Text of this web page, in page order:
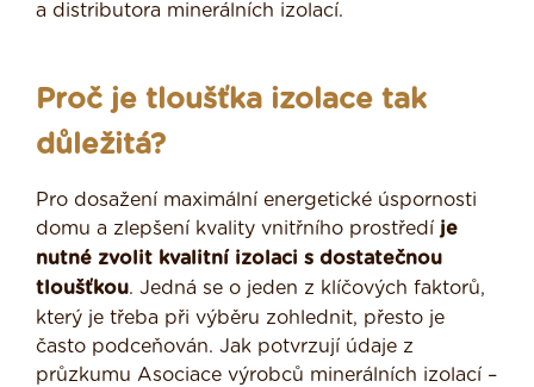
a distributora minerálních izolací.
Proč je tloušťka izolace tak
důležitá?
Pro dosažení maximální energetické úspornosti
domu a zlepšení kvality vnitřního prostředí je
nutné zvolit kvalitní izolaci s dostatečnou
tloušťkou. Jedná se o jeden z klíčových faktorů,
který je třeba při výběru zohlednit, přesto je
často podceňován. Jak potvrzují údaje z
průzkumu Asociace výrobců minerálních izolací –